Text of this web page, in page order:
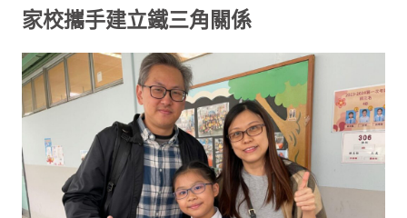
家校攜手建立鐵三角關係